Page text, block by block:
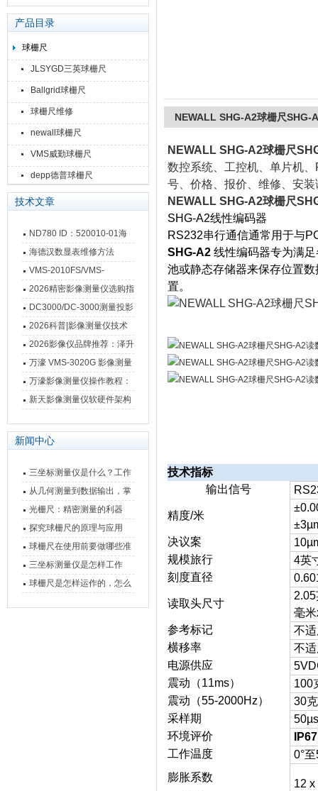
产品目录
球栅尺
JLSYGD三英球栅尺
Ballgrid球栅尺
球栅尺维修
newall球栅尺
VMS威勤球栅尺
depp德普球栅尺
技术文章
ND780 ID：520010-01海
德汉数显表故障维修内容
海德汉数显表维修方法
VMS-2010FS/VMS-
3020FS/VMS-4030FS手动
影像测量仪技术参数
2026精密影像测量仪选购指
南 靠谱品牌一站式选型推荐
DC3000/DC-3000测量投影
仪万濠数据处理器数显表故
障维修方法
2026科普|影像测量仪技术
原理、分类及选型应用
2026影像仪品牌推荐：泽升
影像测量仪选型指南
万濠 VMS-3020G 影像测量
仪技术规格与应用解析
万濠影像测量仪操作教程：
从开机到出报告，新手也能
新天影像测量仪软硬件架构
新闻中心
三坐标测量仪是什么？工作
原理、分类与核心功能一次
讲清
从几何测量到数据输出，掌
握万濠影像测量仪的六大核
心能力
光栅尺：精密测量的利器
探究球栅尺的原理与应用
球栅尺在使用前要做哪些准
备工作？
三坐标测量仪是怎样工作
的，功能有什么优势？
球栅尺是怎样运作的，怎么
NEWALL SHG-A2球栅尺SHG-
NEWALL SHG-A2球栅尺
数控系统、工控机、单片机
号、价格、报价、维修、安
NEWALL SHG-A2球栅尺
SHG-A2线性编码器
RS232串行通信通常用于与
SHG-A2 线性编码器专为满
池或静态存储器来保存位置数
置。
技术指标
输出信号
精度/米
决议案
规模旅行
4英
刻度直径
读取头尺寸
毫
参考标记
不
横移率
不
电源供应
震动（11ms）
100
震动（55-2000Hz）
30
采样期
50µs
环境评价
工作温度
0°
膨胀系数
12